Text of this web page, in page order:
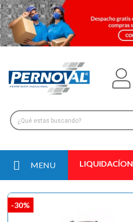
MENU LIQUIDACÍON
-30%